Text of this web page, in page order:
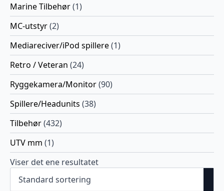
Marine Tilbehør(1)
MC-utstyr(2)
Mediareciver/iPod spillere(1)
Retro / Veteran (24)
Ryggekamera/Monitor(90)
Spillere/Headunits (38)
Tilbehør(432)
UTV mm (1)
Viser det ene resultatet